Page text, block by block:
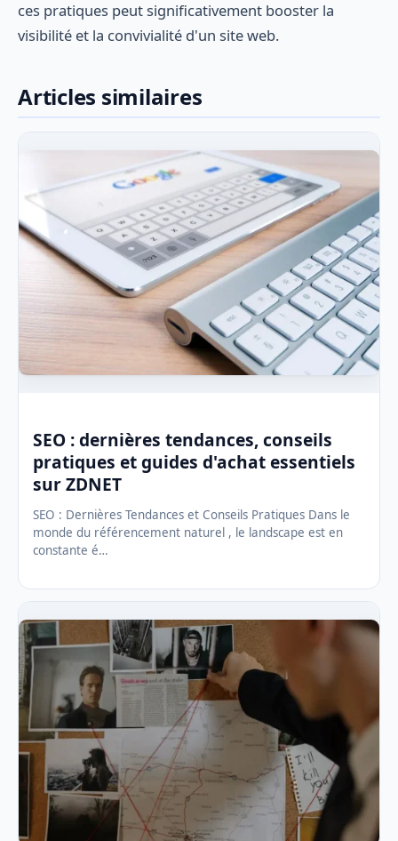
ces pratiques peut significativement booster la
visibilité et la convivialité d'un site web.
Articles similaires
SEO : dernières tendances, conseils
pratiques et guides d'achat essentiels
sur ZDNET
SEO : Dernières Tendances et Conseils Pratiques Dans le
monde du référencement naturel , le landscape est en
constante é…